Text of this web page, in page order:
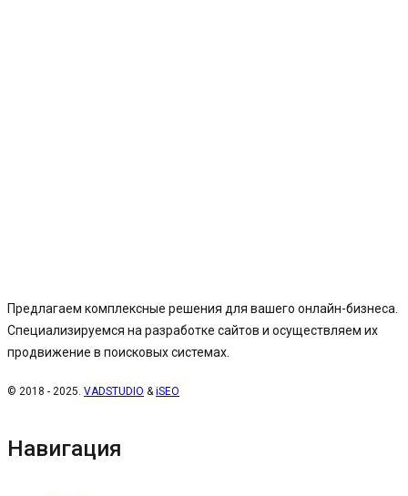
Предлагаем комплексные решения для вашего онлайн-бизнеса.
Специализируемся на разработке сайтов и осуществляем их
продвижение в поисковых системах.
© 2018 - 2025. VADSTUDIO &iSEO
Навигация